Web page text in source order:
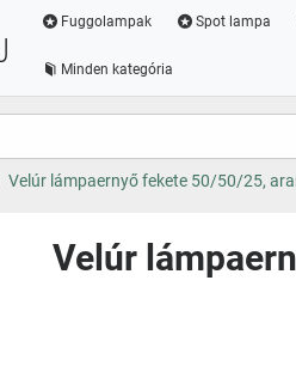
Fuggolampak Spot lampa
Minden kategória
Velúr lámpaernyő fekete 50/50/25,
Velúr